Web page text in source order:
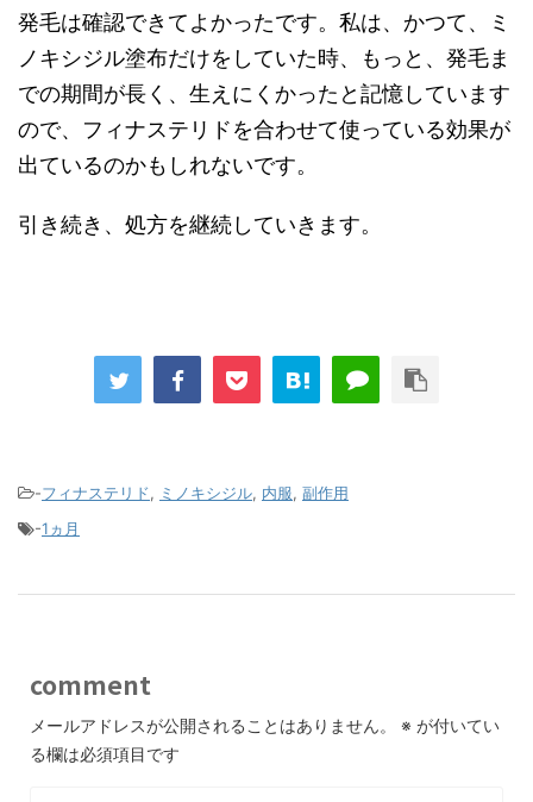
発毛は確認できてよかったです。私は、かつて、ミ
ノキシジル塗布だけをしていた時、もっと、発毛ま
での期間が長く、生えにくかったと記憶しています
ので、フィナステリドを合わせて使っている効果が
出ているのかもしれないです。
引き続き、処方を継続していきます。
-フィナステリド, ミノキシジル, 内服, 副作用
-1ヵ月
comment
メールアドレスが公開されることはありません。 ※ が付いてい
る欄は必須項目です